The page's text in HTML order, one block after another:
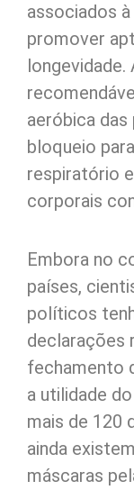
associados
promover
aeróbica
bloqueio
respiratório
corporais
Embora no
países,
políticos
declarações
fechamento
a utilidade
mais de 120
ainda
máscaras